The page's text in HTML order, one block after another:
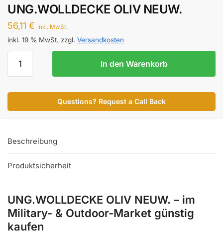
UNG.WOLLDECKE OLIV NEUW.
56,11 € inkl. MwSt.
inkl. 19 % MwSt. zzgl. Versandkosten
OLIV
Menge
In den Warenkorb
Questions? Request a Call Back
Beschreibung
Produktsicherheit
UNG.WOLLDECKE OLIV NEUW. – im
Military- & Outdoor-Market günstig
kaufen